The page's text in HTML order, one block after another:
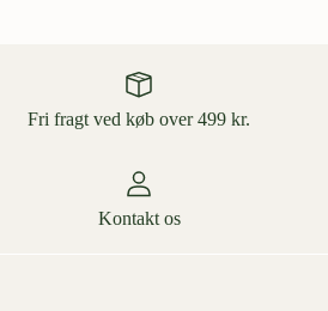
Fri fragt ved køb over 499 kr.
Kontakt os